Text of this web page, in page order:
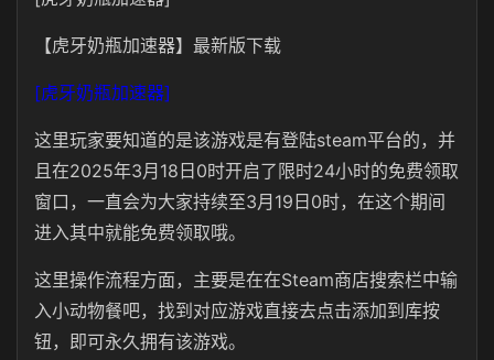
【虎牙奶瓶加速器】最新版下载
[虎牙奶瓶加速器]
这里玩家要知道的是该游戏是有登陆steam平台的，并
且在2025年3月18日0时开启了限时24小时的免费领取
窗口，一直会为大家持续至3月19日0时，在这个期间
进入其中就能免费领取哦。
这里操作流程方面，主要是在在Steam商店搜索栏中输
入小动物餐吧，找到对应游戏直接去点击添加到库按
钮，即可永久拥有该游戏。